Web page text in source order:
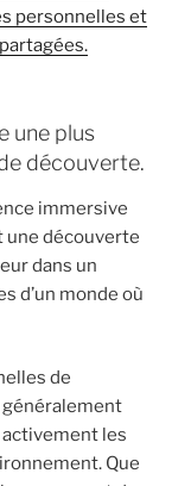
personnelles et
une plus
découverte.
immersive
une découverte
dans un
d’un monde où
de
activement les
Que